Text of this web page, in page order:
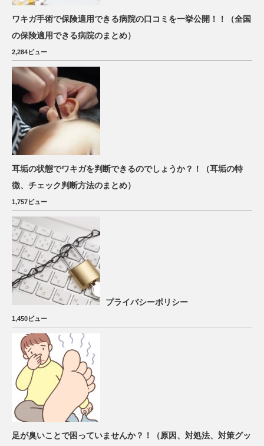
ワキガ手術で保険適用できる病院の口コミを一挙公開！！（全国
の保険適用できる病院のまとめ）
2,284ビュー
耳垢の状態でワキガを判断できるのでしょうか？！（耳垢の特
徴、チェック判断方法のまとめ）
1,757ビュー
プライバシーポリシー
1,450ビュー
足が臭いことで困っていませんか？！（原因、対処法、対策グッ